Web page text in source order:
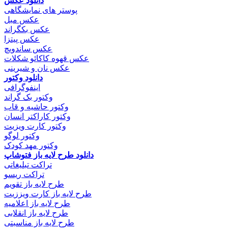
پوستر های نمایشگاهی
عکس مبل
عکس بکگراند
عکس پیتزا
عکس ساندویچ
عکس قهوه کاکائو شکلات
عکس نان و شیرینی
دانلود وکتور
اینفوگرافی
وکتور بک گراند
وکتور حاشیه و قاب
وکتور کاراکتر انسان
وکتور کارت ویزیت
وکتور لوگو
وکتور مهد کودک
دانلود طرح لایه باز فتوشاپ
تراکت تبلیغاتی
تراکت ریسو
طرح لایه باز تقویم
طرح لایه باز کارت ویززیت
طرح لایه باز اعلامیه
طرح لایه باز انقلابی
طرح لایه باز مناسبتی